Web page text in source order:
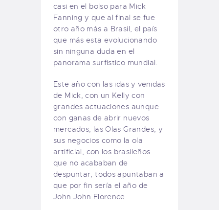
casi en el bolso para Mick
Fanning y que al final se fue
otro año más a Brasil, el país
que más esta evolucionando
sin ninguna duda en el
panorama surfistico mundial.
Este año con las idas y venidas
de Mick, con un Kelly con
grandes actuaciones aunque
con ganas de abrir nuevos
mercados, las Olas Grandes, y
sus negocios como la ola
artificial, con los brasileños
que no acababan de
despuntar, todos apuntaban a
que por fin sería el año de
John John Florence.